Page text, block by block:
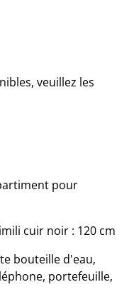
veuillez les
pour
cuir noir : 120 cm
bouteille d'eau,
portefeuille,